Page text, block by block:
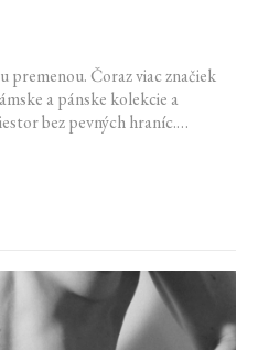
premenou. Čoraz viac značiek
a pánske kolekcie a
bez pevných hraníc.
týždne módy môžu čoskoro